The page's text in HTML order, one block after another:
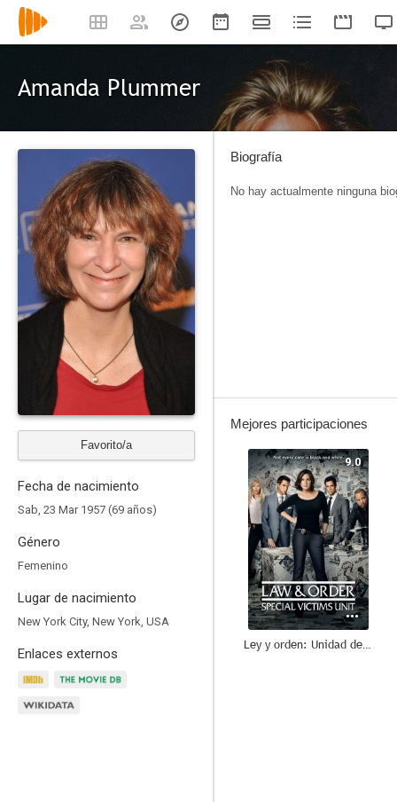
Amanda Plummer
Favorito/a
Fecha de nacimiento
Sab, 23 Mar 1957 (69 años)
Género
Femenino
Lugar de nacimiento
New York City, New York, USA
Enlaces externos
Biografía
No hay actualmente ninguna
Mejores participaciones
9.0
Ley y orden: Unidad de Víctimas Especiales